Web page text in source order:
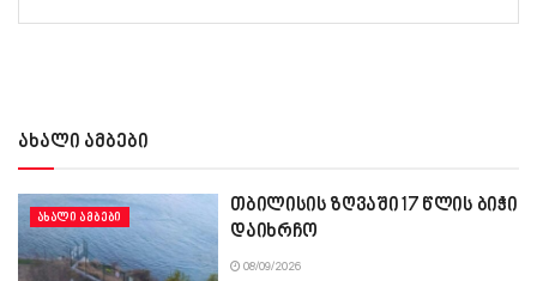
ახალი ამბები
ᲐᲮᲐᲚᲘ ᲐᲛᲑᲔᲑᲘ
თბილისის ზღვაში 17 წლის ბიჭი
დაიხრჩო
08/09/2026